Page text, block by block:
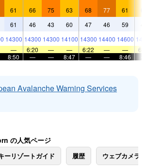
61 66 75 63 68 77 61
61 46 43 60 47 46 59
14300 14300 14300 14100 14300 14400 14600
— 6:20 — — 6:22 — —
8:50 — — 8:47 — — 8:46
Avalanche Warning Services
の人気ページ
ーリゾートガイド 履歴 ウェブカメラ